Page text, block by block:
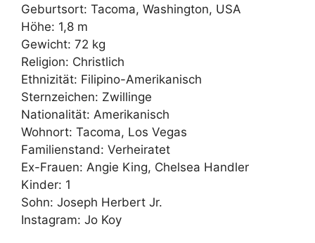
Geburtsort: Tacoma, Washington, USA
Höhe: 1,8 m
Gewicht: 72 kg
Religion: Christlich
Ethnizität: Filipino-Amerikanisch
Sternzeichen: Zwillinge
Nationalität: Amerikanisch
Wohnort: Tacoma, Los Vegas
Familienstand: Verheiratet
Ex-Frauen: Angie King, Chelsea Handler
Kinder: 1
Sohn: Joseph Herbert Jr.
Instagram: Jo Koy